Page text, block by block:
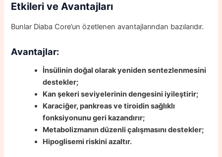
Etkileri ve Avantajları
Bunlar Diaba Core’un özetlenen avantajlarından bazılarıdır.
Avantajlar:
İnsülinin doğal olarak yeniden sentezlenmesini
destekler;
Kan şekeri seviyelerinin dengesini iyileştirir;
Karaciğer, pankreas ve tiroidin sağlıklı
fonksiyonunu geri kazandırır;
Metabolizmanın düzenli çalışmasını destekler;
Hipoglisemi riskini azaltır.